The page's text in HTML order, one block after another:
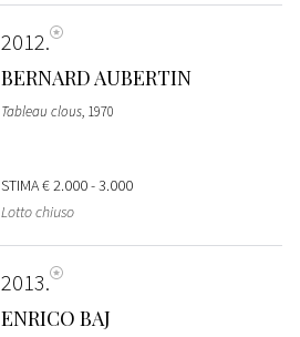
2012
BERNARD AUBERTIN
Tableau clous, 1970
STIMA€ 2.000 - 3.000
Lotto chiuso
2013
ENRICO BAJ